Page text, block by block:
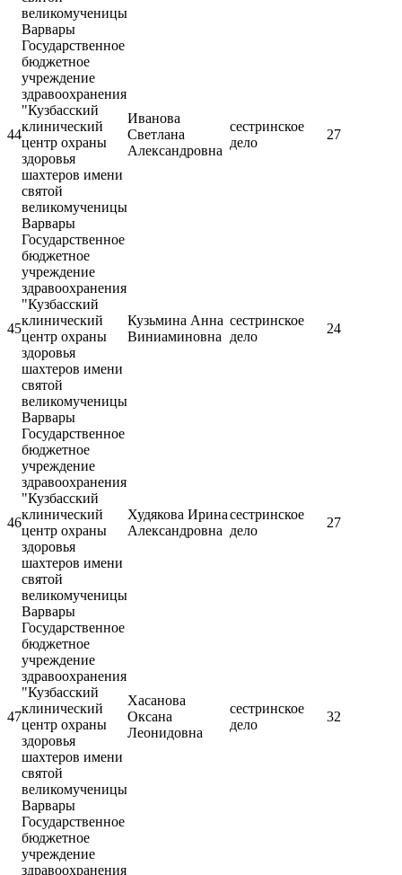
великомученицы
Варвары
44
Государственное
бюджетное
учреждение
здравоохранения
"Кузбасский
клинический
центр охраны
здоровья
шахтеров имени
святой
великомученицы
Варвары
Иванова
Светлана
Александровна
сестринское
дело
27
45
Государственное
бюджетное
учреждение
здравоохранения
"Кузбасский
клинический
центр охраны
здоровья
шахтеров имени
святой
великомученицы
Варвары
Кузьмина Анна
Виниаминовна
сестринское
дело
24
46
Государственное
бюджетное
учреждение
здравоохранения
"Кузбасский
клинический
центр охраны
здоровья
шахтеров имени
святой
великомученицы
Варвары
Худякова Ирина
Александровна
сестринское
дело
27
47
Государственное
бюджетное
учреждение
здравоохранения
"Кузбасский
клинический
центр охраны
здоровья
шахтеров имени
святой
великомученицы
Варвары
Хасанова
Оксана
Леонидовна
сестринское
дело
32
Государственное
бюджетное
учреждение
здравоохранения